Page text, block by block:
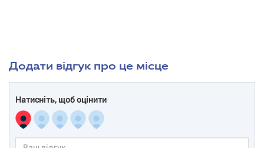
Додати відгук про це місце
Натисніть, щоб оцінити